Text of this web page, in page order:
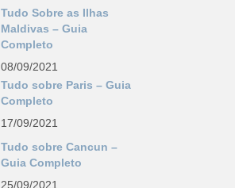
Tudo Sobre as Ilhas
Maldivas – Guia
Completo
08/09/2021
Tudo sobre Paris – Guia
Completo
17/09/2021
Tudo sobre Cancun –
Guia Completo
25/09/2021